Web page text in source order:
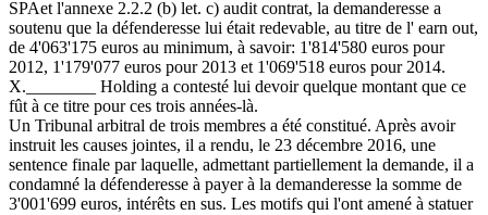
SPAet l'annexe 2.2.2 (b) let. c) audit contrat, la demanderesse a
soutenu que la défenderesse lui était redevable, au titre de l' earn out,
de 4'063'175 euros au minimum, à savoir: 1'814'580 euros pour
2012, 1'179'077 euros pour 2013 et 1'069'518 euros pour 2014.
X.________ Holding a contesté lui devoir quelque montant que ce
fût à ce titre pour ces trois années-là.
Un Tribunal arbitral de trois membres a été constitué. Après avoir
instruit les causes jointes, il a rendu, le 23 décembre 2016, une
sentence finale par laquelle, admettant partiellement la demande, il a
condamné la défenderesse à payer à la demanderesse la somme de
3'001'699 euros, intérêts en sus. Les motifs qui l'ont amené à statuer